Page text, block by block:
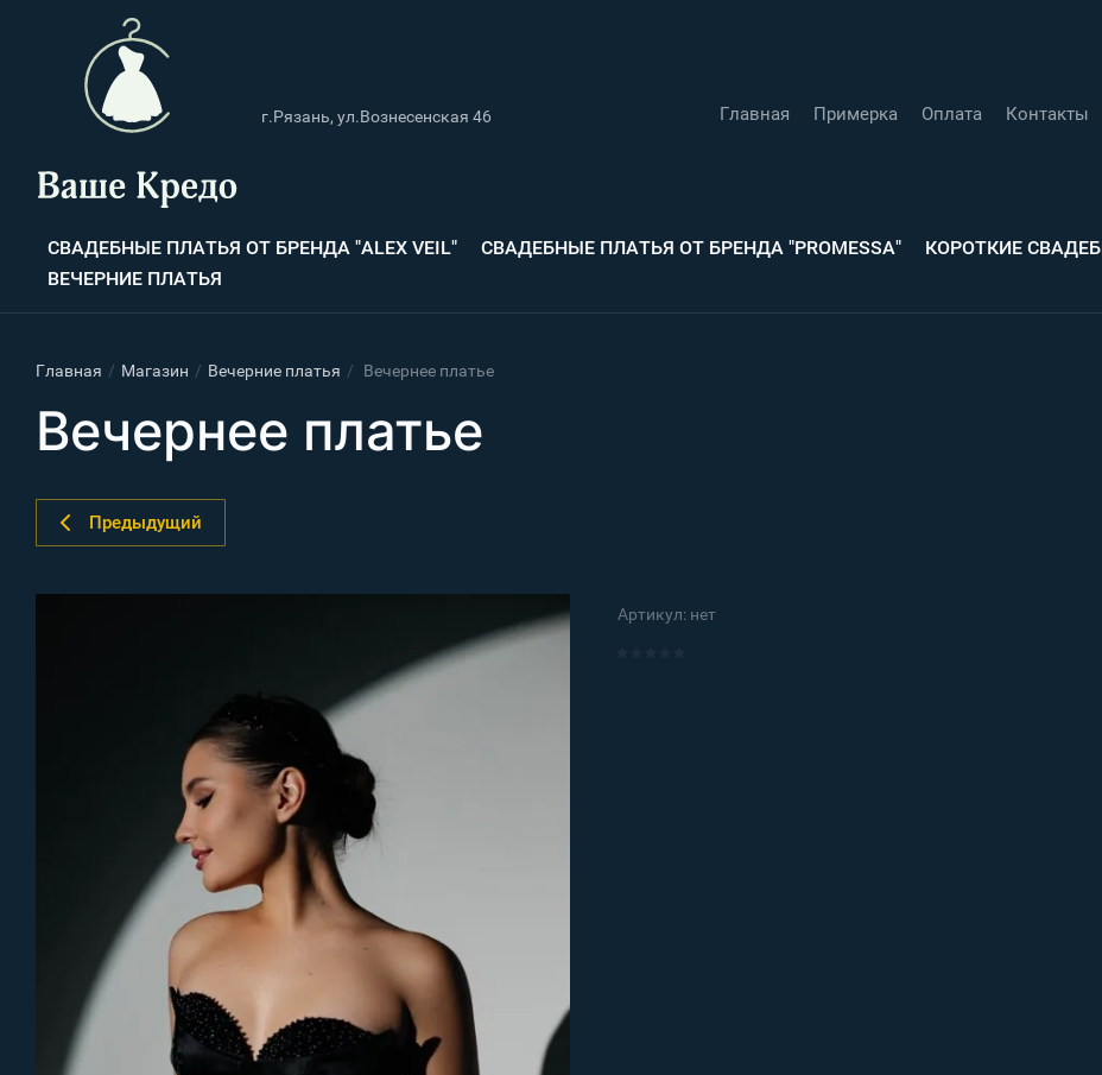
г.Рязань, ул.Вознесенская 46 Главная Примерка Оплата Контакты
СВАДЕБНЫЕ ПЛАТЬЯ ОТ БРЕНДА "ALEX VEIL" СВАДЕБНЫЕ ПЛАТЬЯ ОТ БРЕНДА "PROMESSA" КОРОТКИЕ
ВЕЧЕРНИЕ ПЛАТЬЯ
Главная / Магазин / Вечерние платья / Вечернее платье
Вечернее платье
Предыдущий
Артикул: нет